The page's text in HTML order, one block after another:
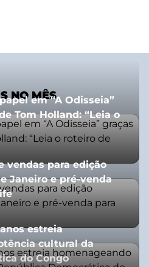
NO MÊS
em “A Odisseia”
Tom Holland: “Leia o
vendas para edição
Janeiro e pré-venda
estreia
cultural da
do Congo